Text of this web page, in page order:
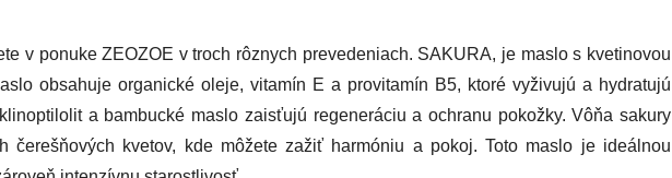
v ponuke ZEOZOE v troch rôznych prevedeniach. SAKURA, je maslo s kvetinovou
obsahuje organické oleje, vitamín E a provitamín B5, ktoré vyživujú a hydratujú
a bambucké maslo zaisťujú regeneráciu a ochranu pokožky. Vôňa sakury
čerešňových kvetov, kde môžete zažiť harmóniu a pokoj. Toto maslo je ideálnou